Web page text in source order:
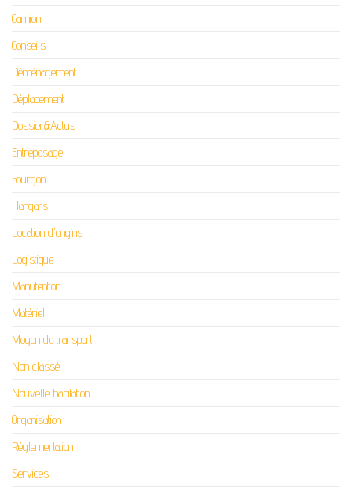
Camion
Conseils
Déménagement
Déplacement
Dossier&Actus
Entreposage
Fourgon
Hangars
Location d'engins
Logistique
Manutention
Matériel
Moyen de transport
Non classé
Nouvelle habitation
Organisation
Réglementation
Services